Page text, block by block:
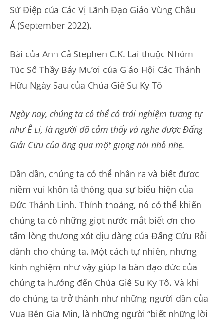
Sứ Điệp của Các Vị Lãnh Đạo Giáo Vùng Châu
Á (September 2022).
Bài của Anh Cả Stephen C.K. Lai thuộc Nhóm
Túc Số Thầy Bảy Mươi của Giáo Hội Các Thánh
Hữu Ngày Sau của Chúa Giê Su Ky Tô
Ngày nay, chúng ta có thể có trải nghiệm tương tự
như Ê Li, là người đã cảm thấy và nghe được Đấng
Giải Cứu của ông qua một giọng nói nhỏ nhẹ.
Dần dần, chúng ta có thể nhận ra và biết được
niềm vui khôn tả thông qua sự biểu hiện của
Đức Thánh Linh. Thỉnh thoảng, nó có thể khiến
chúng ta có những giọt nước mắt biết ơn cho
tấm lòng thương xót dịu dàng của Đấng Cứu Rỗi
dành cho chúng ta. Một cách tự nhiên, những
kinh nghiệm như vậy giúp la bàn đạo đức của
chúng ta hướng đến Chúa Giê Su Ky Tô. Và khi
đó chúng ta trở thành như những người dân của
Vua Bên Gia Min, là những người “biết những lời